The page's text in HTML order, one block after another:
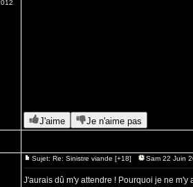
J'aime Je n'aime pas
Sujet: Re: Sinistre viande [+18] Sam 22 Juin
J'aurais dû m'y attendre ! Pourquoi je ne m'y